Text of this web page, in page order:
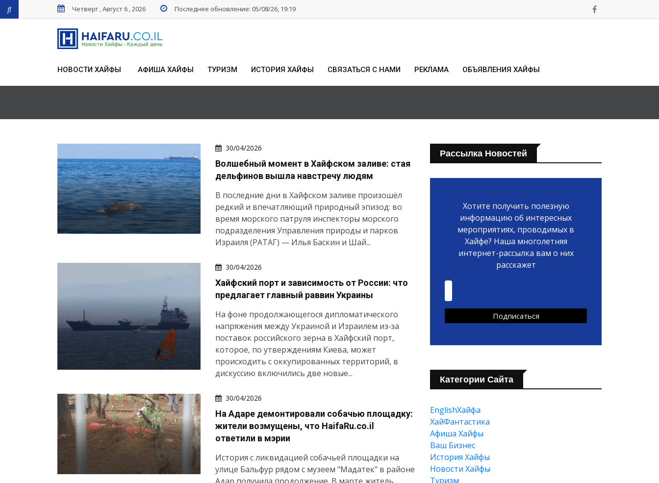
Четверг , Август 6 , 2026 Последнее обновление: 05/08/26, 19:19
НОВОСТИ ХАЙФЫ АФИША ХАЙФЫ ТУРИЗМ ИСТОРИЯ ХАЙФЫ СВЯЗАТЬСЯ С НАМИ РЕКЛАМА ОБЪЯВЛЕНИЯ ХАЙФЫ
30/04/2026
Волшебный момент в Хайфском заливе: стая
дельфинов вышла навстречу людям
В последние дни в Хайфском заливе произошёл
редкий и впечатляющий природный эпизод: во
время морского патруля инспекторы морского
подразделения Управления природы и парков
Израиля (РАТАГ) — Илья Баскин и Шай...
30/04/2026
Хайфский порт и зависимость от России: что
предлагает главный раввин Украины
На фоне продолжающегося дипломатического
напряжения между Украиной и Израилем из‑за
поставок российского зерна в Хайфский порт,
которое, по утверждениям Киева, может
происходить с оккупированных территорий, в
дискуссию включились две новые...
30/04/2026
На Адаре демонтировали собачью площадку:
жители возмущены, что HaifaRu.co.il
ответили в мэрии
История с ликвидацией собачьей площадки на
улице Бальфур рядом с музеем "Мадатек" в районе
Рассылка Новостей
Хотите получить полезную
информацию об интересных
мероприятиях, проводимых в
Хайфе? Наша многолетняя
интернет-рассылка вам о них
расскажет
Категории Сайта
EnglishХайфа
XайФантастика
Афиша Хайфы
Ваш Бизнес
История Хайфы
Новости Хайфы
Туризм